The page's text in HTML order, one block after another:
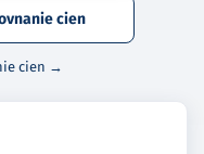
cien
cien →